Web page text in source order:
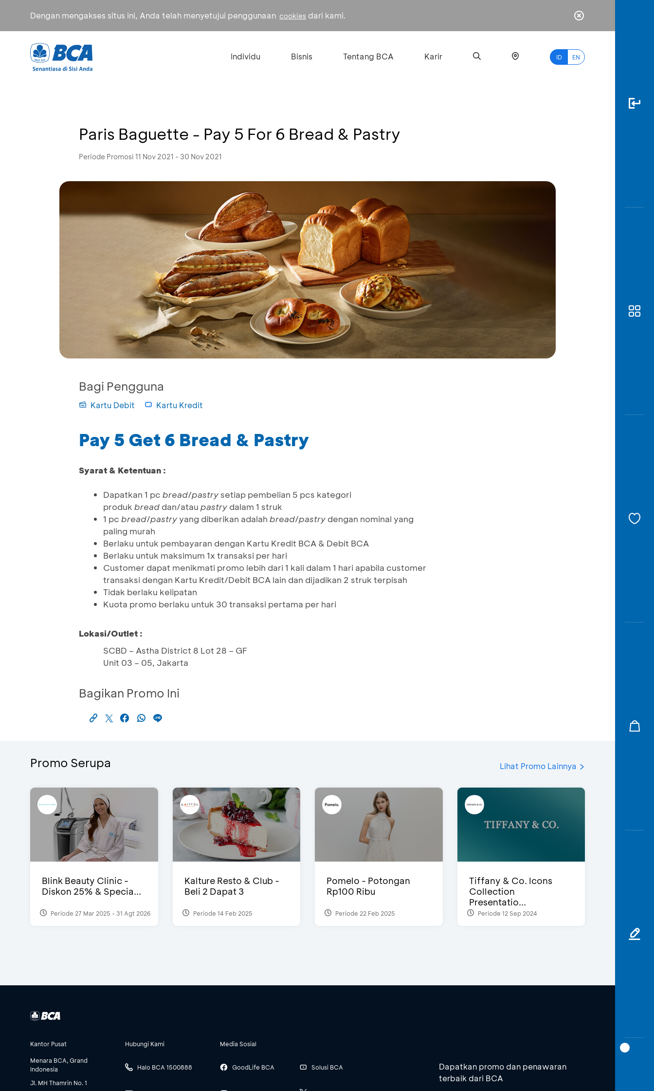
Dengan mengakses situs ini, Anda telah menyetujui penggunaan cookies dari kami.
Individu Bisnis Tentang BCA Karir ID EN
Paris Baguette - Pay 5 For 6 Bread & Pastry
Periode Promosi 11 Nov 2021 - 30 Nov 2021
Bagi Pengguna
Kartu Debit Kartu Kredit
Pay 5 Get 6 Bread & Pastry
Syarat & Ketentuan :
Dapatkan 1 pc bread/pastry setiap pembelian 5 pcs kategori
produk bread dan/atau pastry dalam 1 struk
1 pc bread/pastry yang diberikan adalah bread/pastry dengan nominal yang
paling murah
Berlaku untuk pembayaran dengan Kartu Kredit BCA & Debit BCA
Berlaku untuk maksimum 1x transaksi per hari
Customer dapat menikmati promo lebih dari 1 kali dalam 1 hari apabila customer
transaksi dengan Kartu Kredit/Debit BCA lain dan dijadikan 2 struk terpisah
Tidak berlaku kelipatan
Kuota promo berlaku untuk 30 transaksi pertama per hari
Lokasi/Outlet :
SCBD – Astha District 8 Lot 28 – GF
Unit 03 – 05, Jakarta
Bagikan Promo Ini
Promo Serupa Lihat Promo Lainnya
Blink Beauty Clinic -
Diskon 25% & Specia...
Periode 27 Mar 2025 - 31 Agt 2026
Kalture Resto & Club -
Beli 2 Dapat 3
Periode 14 Feb 2025
Pomelo - Potongan
Rp100 Ribu
Periode 22 Feb 2025
Tiffany & Co. Icons
Collection
Presentatio...
Periode 12 Sep 2024
Kantor Pusat
Menara BCA, Grand
Indonesia
Jl. MH Thamrin No. 1
Hubungi Kami
Halo BCA 1500888
Media Sosial
GoodLife BCA Solusi BCA
Dapatkan promo dan penawaran
terbaik dari BCA